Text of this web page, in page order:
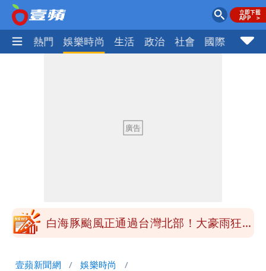
焦點 熱門 娛樂時尚 生活 政治 社會 國際 財經
五月天冠佑20歲女兒「遭AI假造不雅影
白海豚颱風正通過台灣北部！大豪雨狂轟
壹蘋新聞網 娛樂時尚